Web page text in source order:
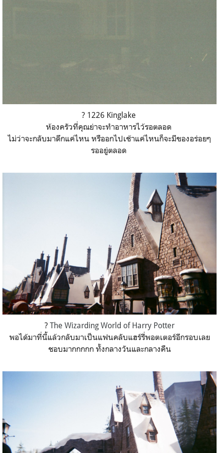
? 1226 Kinglake
ห้องครัวที่คุณย่าจะทำอาหารไว้รอตลอด
ไม่ว่าจะกลับมาดึกแค่ไหน หรืออกไปเช้าแค่ไหนก็จะมีของอร่อยๆ
รออยู่ตลอด
? The Wizarding World of Harry Potter
พอได้มาที่นี้แล้วกลับมาเป็นแฟนคลับแฮร์รี่พอตเตอร์อีกรอบเลย
ชอบมากกกกก ทั้งกลางวันและกลางคืน